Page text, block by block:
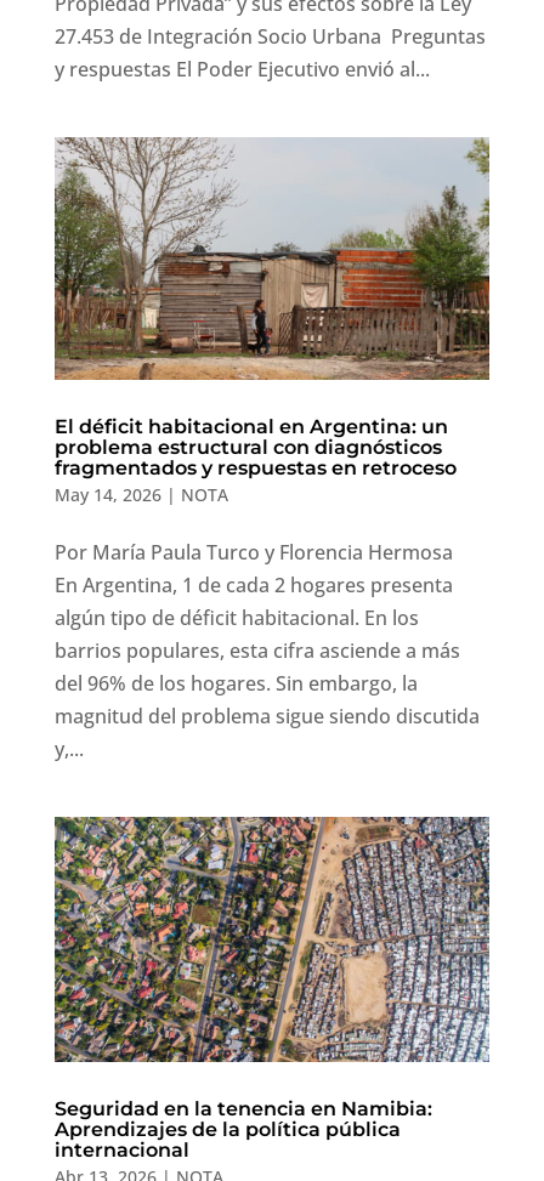
27.453 de Integración Socio Urbana Preguntas
y respuestas El Poder Ejecutivo envió al...
El déficit habitacional en Argentina: un
problema estructural con diagnósticos
fragmentados y respuestas en retroceso
May 14, 2026| NOTA
Por María Paula Turco y Florencia Hermosa
En Argentina, 1 de cada 2 hogares presenta
algún tipo de déficit habitacional. En los
barrios populares, esta cifra asciende a más
del 96% de los hogares. Sin embargo, la
magnitud del problema sigue siendo discutida
y,...
Seguridad en la tenencia en Namibia:
Aprendizajes de la política pública
internacional